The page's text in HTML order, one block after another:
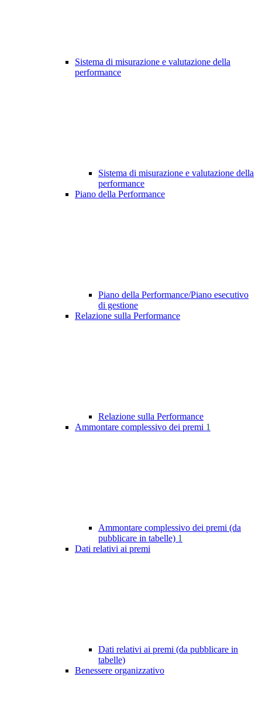
Sistema di misurazione e valutazione della
performance
Sistema di misurazione e valutazione della
performance
Piano della Performance
Piano della Performance/Piano esecutivo
di gestione
Relazione sulla Performance
Relazione sulla Performance
Ammontare complessivo dei premi 1
Ammontare complessivo dei premi (da
pubblicare in tabelle) 1
Dati relativi ai premi
Dati relativi ai premi (da pubblicare in
tabelle)
Benessere organizzativo